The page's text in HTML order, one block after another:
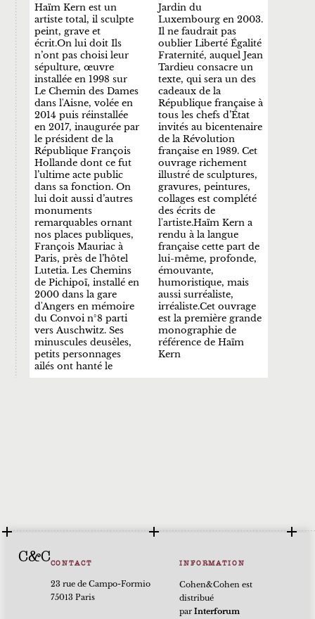
Haïm Kern est un
artiste total, il sculpte
peint, grave et
écrit.On lui doit Ils
n’ont pas choisi leur
sépulture, œuvre
installée en 1998 sur
Le Chemin des Dames
dans l'Aisne, volée en
2014 puis réinstallée
en 2017, inaugurée par
le président de la
République François
Hollande dont ce fut
l’ultime acte public
dans sa fonction. On
lui doit aussi d’autres
monuments
remarquables ornant
nos places publiques,
François Mauriac à
Paris, près de l’hôtel
Lutetia. Les Chemins
de Pichipoï, installé en
2000 dans la gare
d'Angers en mémoire
du Convoi n°8 parti
vers Auschwitz. Ses
minuscules deusèles,
petits personnages
ailés ont hanté le
Jardin du
Luxembourg en 2003.
Il ne faudrait pas
oublier Liberté Égalité
Fraternité, auquel Jean
Tardieu consacre un
texte, qui sera un des
cadeaux de la
République française à
tous les chefs d’État
invités au bicentenaire
de la Révolution
française en 1989. Cet
ouvrage richement
illustré de sculptures,
gravures, peintures,
collages est complété
des écrits de
l'artiste.Haïm Kern a
rendu à la langue
française cette part de
lui-même, profonde,
émouvante,
humoristique, mais
aussi surréaliste,
irréaliste.Cet ouvrage
est la première grande
monographie de
référence de Haïm
Kern
C&CCONTACT
23 rue de Campo-Formio
75013 Paris
INFORMATION
Cohen&Cohen est
distribué
parInterforum